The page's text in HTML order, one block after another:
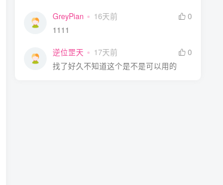
GreyPian 16天前
0
1111
逆位罡天 17天前
0
找了好久不知道这个是不是可以用的